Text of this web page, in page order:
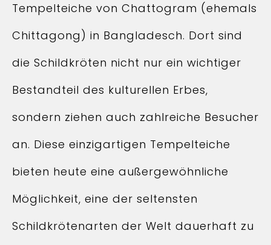
Tempelteiche von Chattogram (ehemals
Chittagong) in Bangladesch. Dort sind
die Schildkröten nicht nur ein wichtiger
Bestandteil des kulturellen Erbes,
sondern ziehen auch zahlreiche Besucher
an. Diese einzigartigen Tempelteiche
bieten heute eine außergewöhnliche
Möglichkeit, eine der seltensten
Schildkrötenarten der Welt dauerhaft zu